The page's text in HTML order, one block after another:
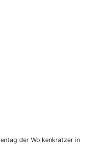
der Wolkenkratzer in